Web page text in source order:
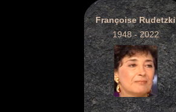
Françoise Rudetzki
1948 - 2022